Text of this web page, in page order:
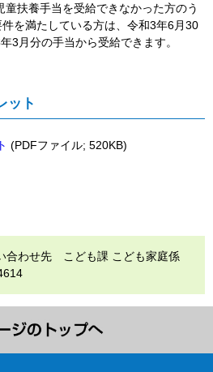
扶養手当を受給できなかった方のう
を満たしている方は、令和3年6月30
3月分の手当から受給できます。
ット
(PDFファイル; 520KB)
合わせ先 こども課 こども家庭係